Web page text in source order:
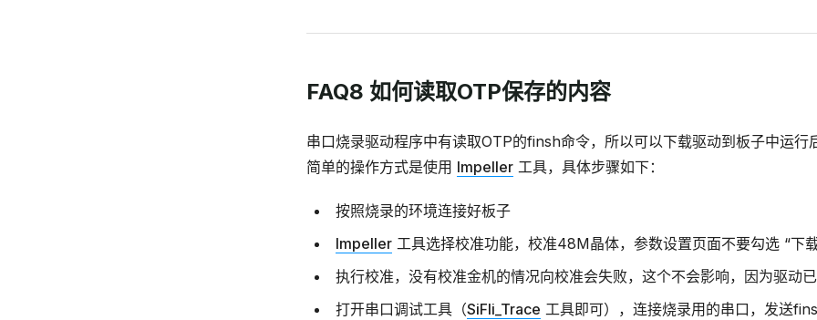
FAQ8 如何读取OTP保存的内容
串口烧录驱动程序中有读取OTP的finsh命令，所以可以下载驱动到板子中运行
简单的操作方式是使用 Impeller 工具，具体步骤如下：
按照烧录的环境连接好板子
Impeller 工具选择校准功能，校准48M晶体，参数设置页面不要勾选 “下载
执行校准，没有校准金机的情况向校准会失败，这个不会影响，因为驱动已
打开串口调试工具（SiFli_Trace 工具即可），连接烧录用的串口，发送